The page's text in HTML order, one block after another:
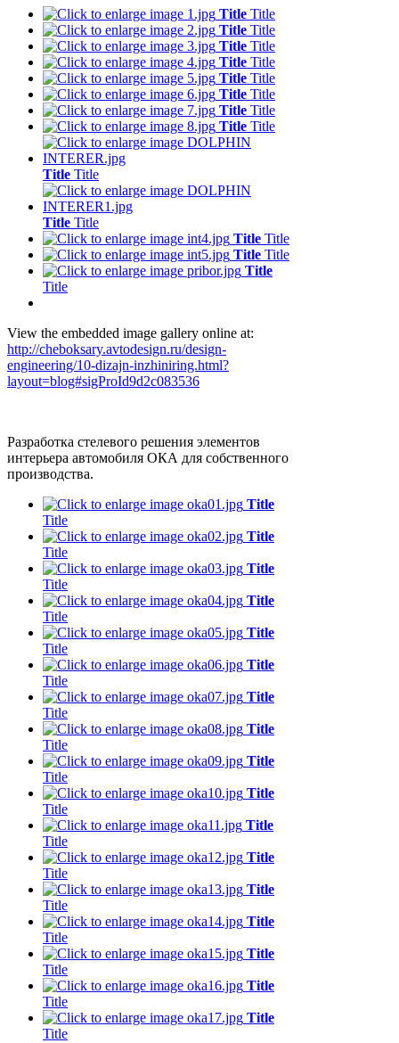
Title Title
Title Title
Title Title
Title Title
Title Title
Title Title
Title Title
Title Title
Title Title
Title Title
Title Title
Title Title
Title
Title
View the embedded image gallery online at:
http://cheboksary.avtodesign.ru/design-
engineering/10-dizajn-inzhiniring.html?
layout=blog#sigProId9d2c083536
Разработка стелевого решения элементов
интерьера автомобиля ОКА для собственного
производства.
Title
Title
Title
Title
Title
Title
Title
Title
Title
Title
Title
Title
Title
Title
Title
Title
Title
Title
Title
Title
Title
Title
Title
Title
Title
Title
Title
Title
Title
Title
Title
Title
Title
Title